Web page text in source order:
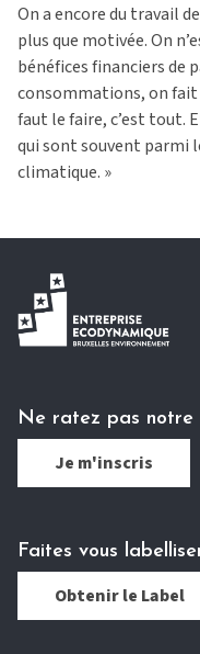
On a encore du travail
plus que motivée. On
bénéfices financiers de
consommations, on fait
faut le faire, c’est tout.
qui sont souvent parmi
climatique. »
Ne ratez pas notre
Je m'inscris
Faites vous
Obtenir le Label